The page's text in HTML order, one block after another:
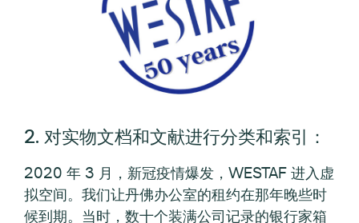
2. 对实物文档和文献进行分类和索引：
2020 年 3 月，新冠疫情爆发，WESTAF 进入虚
拟空间。我们让丹佛办公室的租约在那年晚些时
候到期。当时，数十个装满公司记录的银行家箱